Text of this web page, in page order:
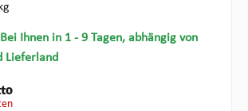
Ihnen in 1 - 9 Tagen, abhängig von
Lieferland